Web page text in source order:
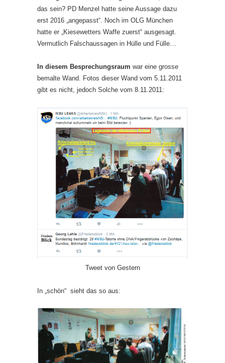
das sein? PD Menzel hatte seine Aussage dazu
erst 2016 „angepasst“. Noch im OLG München
hatte er „Kiesewetters Waffe zuerst“ ausgesagt.
Vermutlich Falschaussagen in Hülle und Fülle…
In diesem Besprechungsraum war eine grosse
bemalte Wand. Fotos dieser Wand vom 5.11.2011
gibt es nicht, jedoch Solche vom 8.11.2011:
Tweet von Gestern
In „schön“ sieht das so aus: